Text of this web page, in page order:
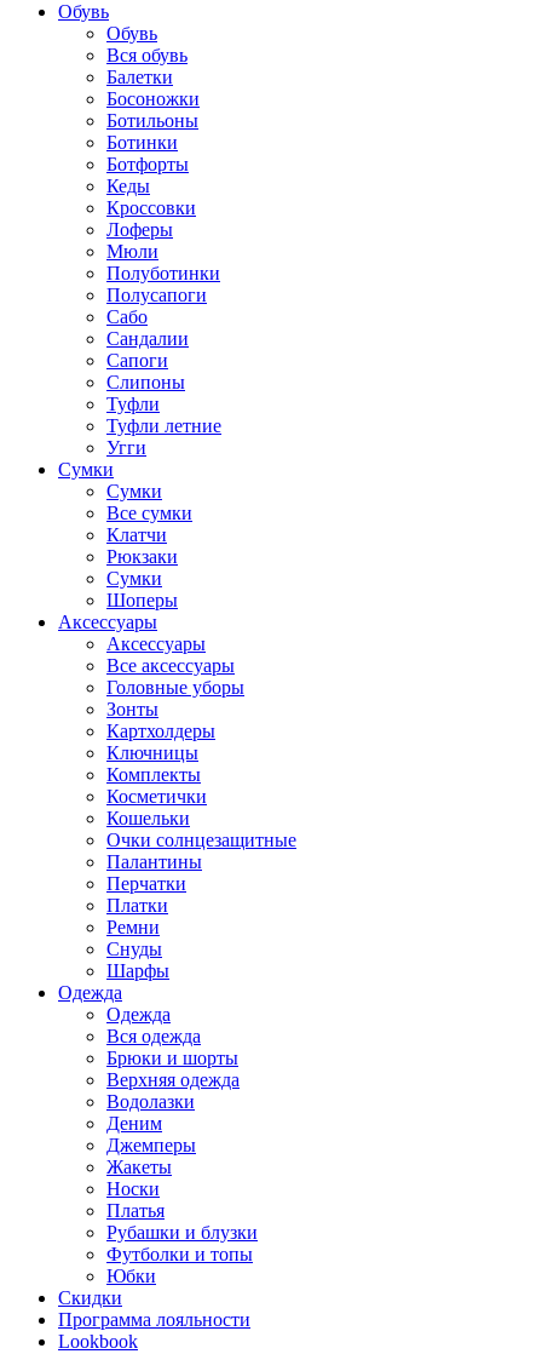
Обувь
Обувь
Вся обувь
Балетки
Босоножки
Ботильоны
Ботинки
Ботфорты
Кеды
Кроссовки
Лоферы
Мюли
Полуботинки
Полусапоги
Сабо
Сандалии
Сапоги
Слипоны
Туфли
Туфли летние
Угги
Сумки
Сумки
Все сумки
Клатчи
Рюкзаки
Сумки
Шоперы
Аксессуары
Аксессуары
Все аксессуары
Головные уборы
Зонты
Картхолдеры
Ключницы
Комплекты
Косметички
Кошельки
Очки солнцезащитные
Палантины
Перчатки
Платки
Ремни
Снуды
Шарфы
Одежда
Одежда
Вся одежда
Брюки и шорты
Верхняя одежда
Водолазки
Деним
Джемперы
Жакеты
Носки
Платья
Рубашки и блузки
Футболки и топы
Юбки
Скидки
Программа лояльности
Lookbook